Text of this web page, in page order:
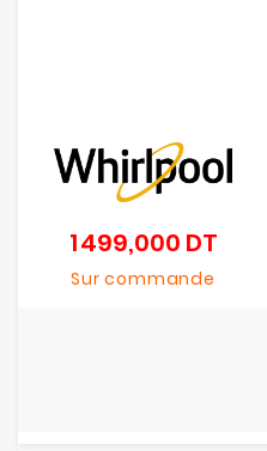
1 499,000 DTPrix
Sur commande